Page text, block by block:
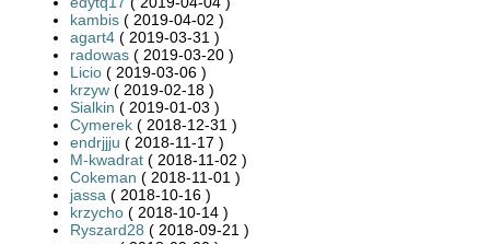
kambis ( 2019-04-02 )
agart4 ( 2019-03-31 )
radowas ( 2019-03-20 )
Licio ( 2019-03-06 )
krzyw ( 2019-02-18 )
Sialkin ( 2019-01-03 )
Cymerek ( 2018-12-31 )
endrjjju ( 2018-11-17 )
M-kwadrat ( 2018-11-02 )
Cokeman ( 2018-11-01 )
jassa ( 2018-10-16 )
krzycho ( 2018-10-14 )
Ryszard28 ( 2018-09-21 )